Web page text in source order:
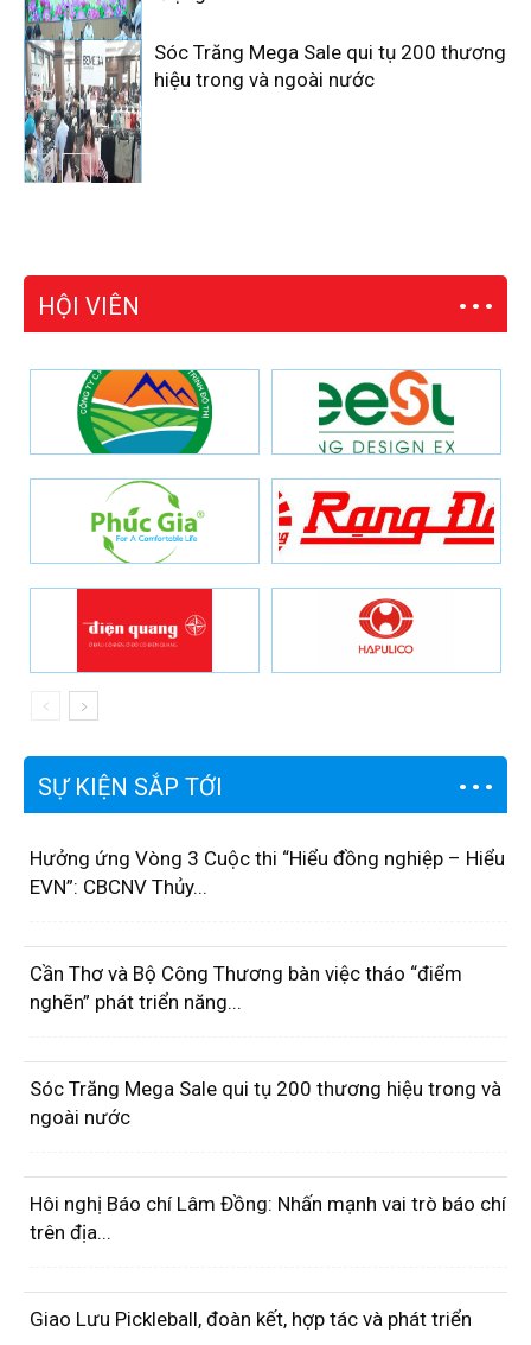
Sóc Trăng Mega Sale qui tụ 200 thương
hiệu trong và ngoài nước
HỘI VIÊN
SỰ KIỆN SẮP TỚI
Hưởng ứng Vòng 3 Cuộc thi “Hiểu đồng nghiệp – Hiểu
EVN”: CBCNV Thủy...
Cần Thơ và Bộ Công Thương bàn việc tháo “điểm
nghẽn” phát triển năng...
Sóc Trăng Mega Sale qui tụ 200 thương hiệu trong và
ngoài nước
Hôi nghị Báo chí Lâm Đồng: Nhấn mạnh vai trò báo chí
trên địa...
Giao Lưu Pickleball, đoàn kết, hợp tác và phát triển